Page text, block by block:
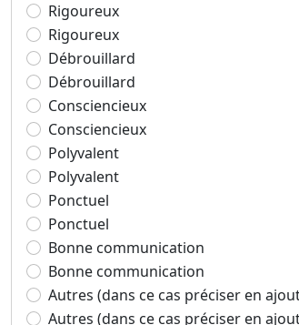
Rigoureux
Rigoureux
Débrouillard
Débrouillard
Consciencieux
Consciencieux
Polyvalent
Polyvalent
Ponctuel
Ponctuel
Bonne communication
Bonne communication
Autres (dans ce cas préciser en
Autres (dans ce cas préciser en